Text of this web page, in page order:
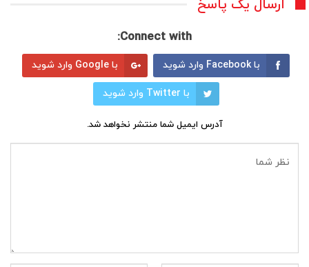
ارسال یک پاسخ
Connect with:
با Facebook وارد شوید با Google وارد شوید
با Twitter وارد شوید
آدرس ایمیل شما منتشر نخواهد شد.